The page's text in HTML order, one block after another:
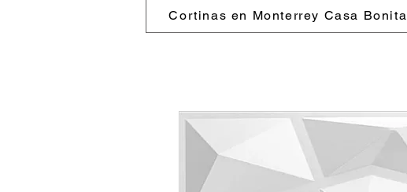
Cortinas en Monterrey Casa Bonita